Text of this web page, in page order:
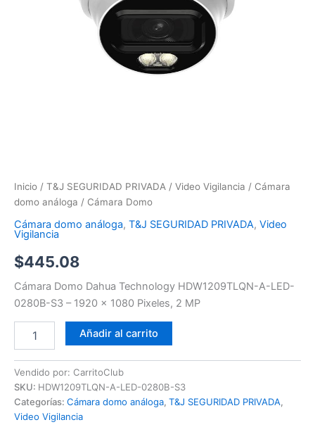
Inicio / T&J SEGURIDAD PRIVADA / Video Vigilancia / Cámara
domo análoga / Cámara Domo
Cámara domo análoga, T&J SEGURIDAD PRIVADA, Video
Vigilancia
$445.08
Cámara Domo Dahua Technology HDW1209TLQN-A-LED-
0280B-S3 – 1920 x 1080 Pixeles, 2 MP
Añadir al carrito
Vendido por: CarritoClub
SKU: HDW1209TLQN-A-LED-0280B-S3
Categorías: Cámara domo análoga, T&J SEGURIDAD PRIVADA,
Video Vigilancia